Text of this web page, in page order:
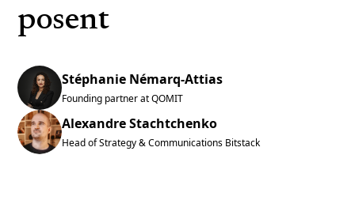
posent
Stéphanie Némarq-Attias
Founding partner at QOMIT
Alexandre Stachtchenko
Head of Strategy & Communications Bitstack